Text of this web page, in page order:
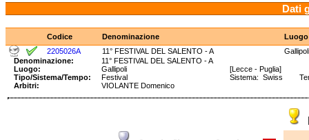
Dati
Codice Denominazione
Luogo
2205026A
11° FESTIVAL DEL SALENTO - A
Gallipoli
Denominazione:
11° FESTIVAL DEL SALENTO - A
Luogo:
Gallipoli
[Lecce - Puglia]
Tipo/Sistema/Tempo:
Festival
Sistema: Swiss
Arbitri:
VIOLANTE Domenico